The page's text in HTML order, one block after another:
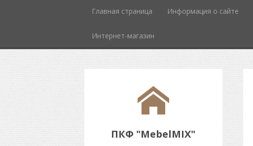
Главная страница Информация о сайте
Интернет-магазин
ПКФ "MebelMIX"